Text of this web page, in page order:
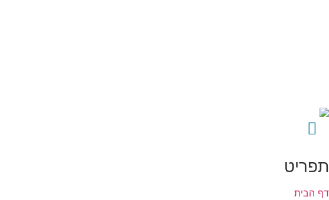
תפריט
דף הבית